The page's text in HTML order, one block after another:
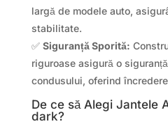
largă de modele auto,
stabilitate.
✅ Siguranță Sporită:
riguroase asigură o
condusului, oferind
De ce să Alegi Jantele
dark?